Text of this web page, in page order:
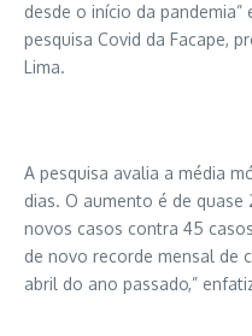
desde o início da
pesquisa Covid da Facape,
Lima.
A pesquisa avalia a média
dias. O aumento é de quase
novos casos contra 45
de novo recorde mensal de
abril do ano passado,”